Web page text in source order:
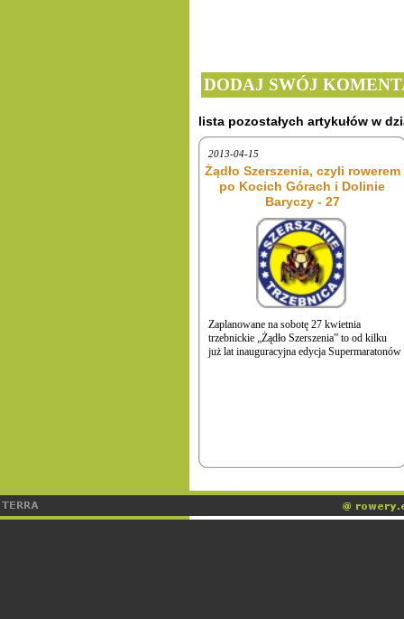
DODAJ SWÓJ
lista pozostałych artykułów w
2013-04-15
Żądło Szerszenia, czyli rowerem
po Kocich Górach i Dolinie
Baryczy - 27
Zaplanowane na sobotę 27 kwietnia
trzebnickie „Żądło Szerszenia” to od kilku
już lat inauguracyjna edycja Supermaratonów